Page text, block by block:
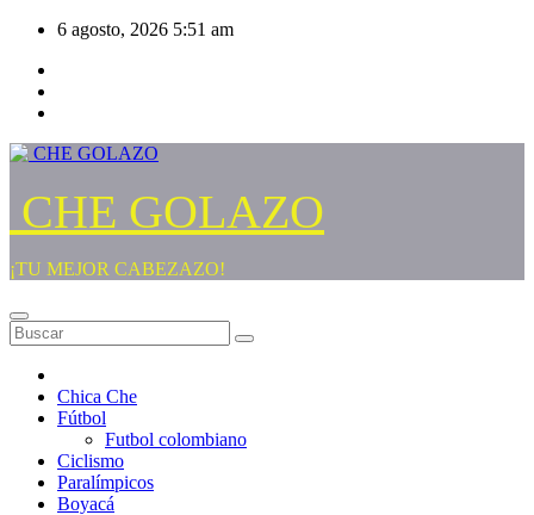
Saltar
contenido
6 agosto, 2026 5:51 am
CHE GOLAZO
¡TU MEJOR CABEZAZO!
Chica Che
Fútbol
Futbol colombiano
Ciclismo
Paralímpicos
Boyacá